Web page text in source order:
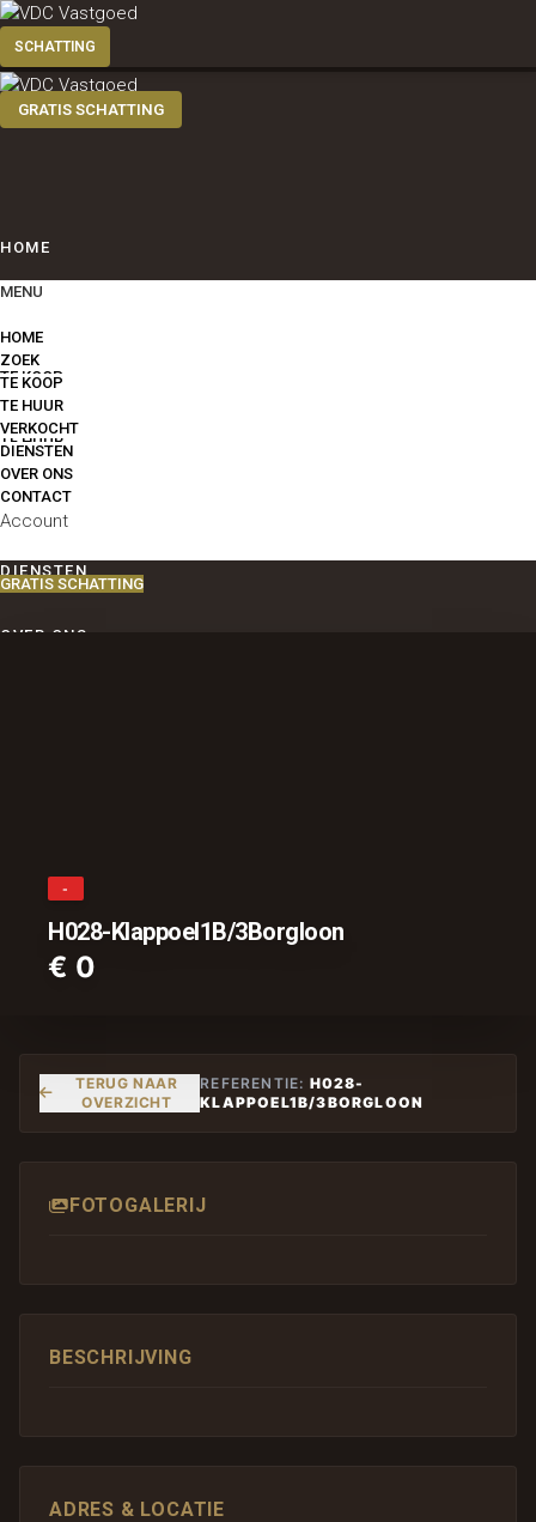
GRATIS SCHATTING
HOME
TE KOOP
TE HUUR
VERKOCHT
DIENSTEN
OVER ONS
MENU
HOME
ZOEK
TE KOOP
TE HUUR
VERKOCHT
DIENSTEN
OVER ONS
CONTACT
Account
GRATIS SCHATTING
-
H028-Klappoel1B/3Borgloon
€ 0
TERUG NAAR
OVERZICHT
REFERENTIE: H028-
KLAPPOEL1B/3BORGLOON
FOTOGALERIJ
BESCHRIJVING
ADRES & LOCATIE